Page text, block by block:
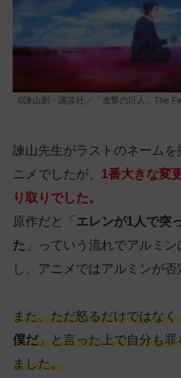
©諫山創・講談社／「進撃の巨人」The
諫山先生がラストのネーム
ニメでしたが、 1番大きな変
り取りでした。
原作だと「 エレンが1人で突
た 」っていう流れでアルミ
し、アニメではアルミンが否
また、ただ怒るだけではなく
僕だ」と言った上で自分も
ました。